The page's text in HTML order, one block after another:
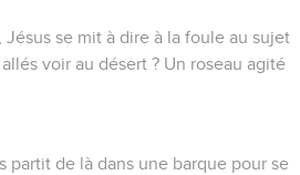
se mit à dire à la foule au sujet
voir au désert ? Un roseau agité
partit de là dans une barque pour se